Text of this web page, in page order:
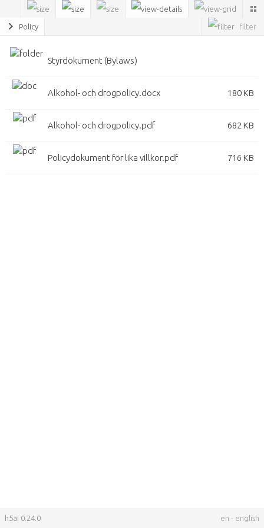
Policy
h5ai 0.24.0 en - english
Size
Styrdokument (Bylaws)
Alkohol- och drogpolicy.docx 180 KB
Alkohol- och drogpolicy.pdf 682 KB
Policydokument för lika villkor.pdf 716 KB